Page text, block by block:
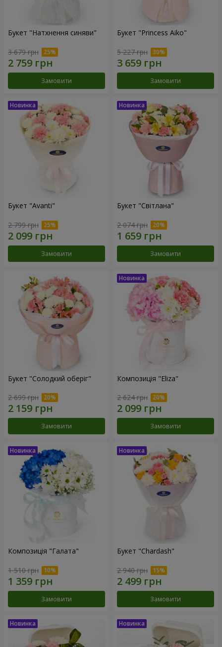
Букет "Натхнення синяви"
3 679 грн
Замовити
Букет "Princess Aiko"
5 227 грн
Замовити
Букет "Avanti"
2 799 грн
Замовити
Букет "Світлана"
2 074 грн
Замовити
Букет "Солодкий оберіг"
2 699 грн
Замовити
Композиція "Eliza"
2 624 грн
Замовити
Композиція "Галата"
1 510 грн
Замовити
Букет "Chardash"
2 940 грн
Замовити